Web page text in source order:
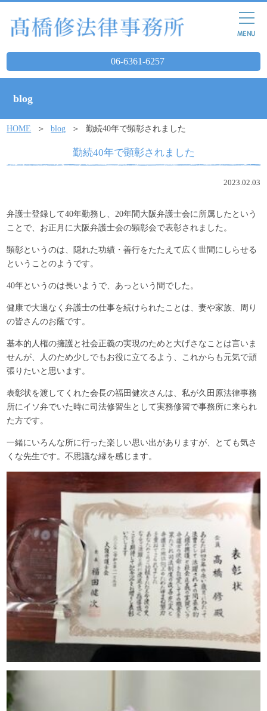
06-6361-6257
blog
HOME blog 勤続40年で顕彰されました
勤続40年で顕彰されました
2023.02.03
弁護士登録して40年勤務し、20年間大阪弁護士会に所属したという
ことで、お正月に大阪弁護士会の顕彰会で表彰されました。
顕彰というのは、隠れた功績・善行をたたえて広く世間にしらせる
ということのようです。
40年というのは長いようで、あっという間でした。
健康で大過なく弁護士の仕事を続けられたことは、妻や家族、周り
の皆さんのお蔭です。
基本的人権の擁護と社会正義の実現のためと大げさなことは言いま
せんが、人のため少しでもお役に立てるよう、これからも元気で頑
張りたいと思います。
表彰状を渡してくれた会長の福田健次さんは、私が久田原法律事務
所にイソ弁でいた時に司法修習生として実務修習で事務所に来られ
た方です。
一緒にいろんな所に行った楽しい思い出がありますが、とても気さ
くな先生です。不思議な縁を感じます。